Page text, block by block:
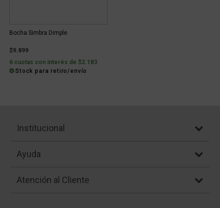
Bocha Simbra Dimple
$9.899
6 cuotas con interés de $2.183
Stock para retiro/envío
Institucional
Ayuda
Atención al Cliente